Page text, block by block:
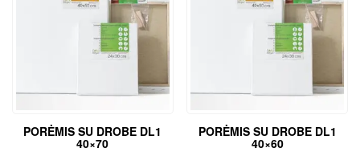
PORĖMIS SU DROBE DL1
40×70
PORĖMIS SU DROBE DL1
40×60